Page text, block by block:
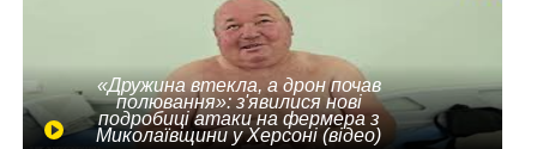
«Дружина втекла, а дрон почав
полювання»: з'явилися нові
подробиці атаки на фермера з
Миколаївщини у Херсоні (відео)